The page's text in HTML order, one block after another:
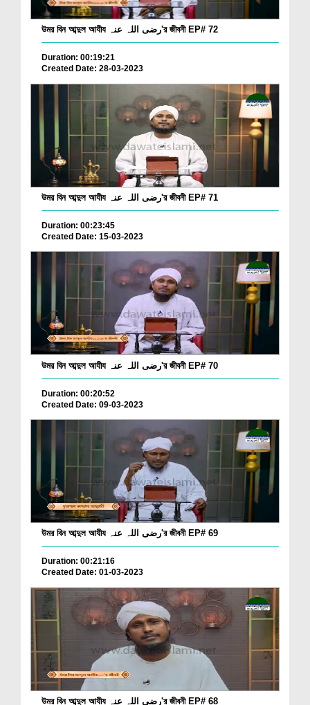
উমর বিন আব্দুল আযীয رضی اللہ عنہ'র জীবনী EP# 72
Duration: 00:19:21
Created Date: 28-03-2023
উমর বিন আব্দুল আযীয رضی اللہ عنہ'র জীবনী EP# 71
Duration: 00:23:45
Created Date: 15-03-2023
উমর বিন আব্দুল আযীয رضی اللہ عنہ'র জীবনী EP# 70
Duration: 00:20:52
Created Date: 09-03-2023
উমর বিন আব্দুল আযীয رضی اللہ عنہ'র জীবনী EP# 69
Duration: 00:21:16
Created Date: 01-03-2023
উমর বিন আব্দুল আযীয رضی اللہ عنہ'র জীবনী EP# 68